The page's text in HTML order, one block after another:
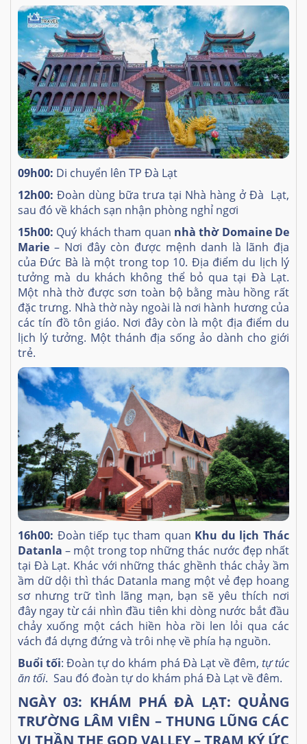
09h00: Di chuyển lên TP Đà Lạt
12h00: Đoàn dùng bữa trưa tại Nhà hàng ở Đà Lạt,
sau đó về khách sạn nhận phòng nghỉ ngơi
15h00: Quý khách tham quan nhà thờ Domaine De
Marie – Nơi đây còn được mệnh danh là lãnh địa
của Đức Bà là một trong top 10. Địa điểm du lịch lý
tưởng mà du khách không thể bỏ qua tại Đà Lạt.
Một nhà thờ được sơn toàn bộ bằng màu hồng rất
đặc trưng. Nhà thờ này ngoài là nơi hành hương của
các tín đồ tôn giáo. Nơi đây còn là một địa điểm du
lịch lý tưởng. Một thánh địa sống ảo dành cho giới
trẻ.
16h00: Đoàn tiếp tục tham quan Khu du lịch Thác
Datanla – một trong top những thác nước đẹp nhất
tại Đà Lạt. Khác với những thác ghềnh thác chảy ầm
ầm dữ dội thì thác Datanla mang một vẻ đẹp hoang
sơ nhưng trữ tình lãng mạn, bạn sẽ yêu thích nơi
đây ngay từ cái nhìn đầu tiên khi dòng nước bắt đầu
chảy xuống một cách hiền hòa rồi len lỏi qua các
vách đá dựng đứng và trôi nhẹ về phía hạ nguồn.
Buổi tối: Đoàn tự do khám phá Đà Lạt về đêm, tự túc
ăn tối. Sau đó đoàn tự do khám phá Đà Lạt về đêm.
NGÀY 03: KHÁM PHÁ ĐÀ LẠT: QUẢNG
TRƯỜNG LÂM VIÊN – THUNG LŨNG CÁC
VỊ THẦN THE GOD VALLEY – TRẠM KÝ ỨC